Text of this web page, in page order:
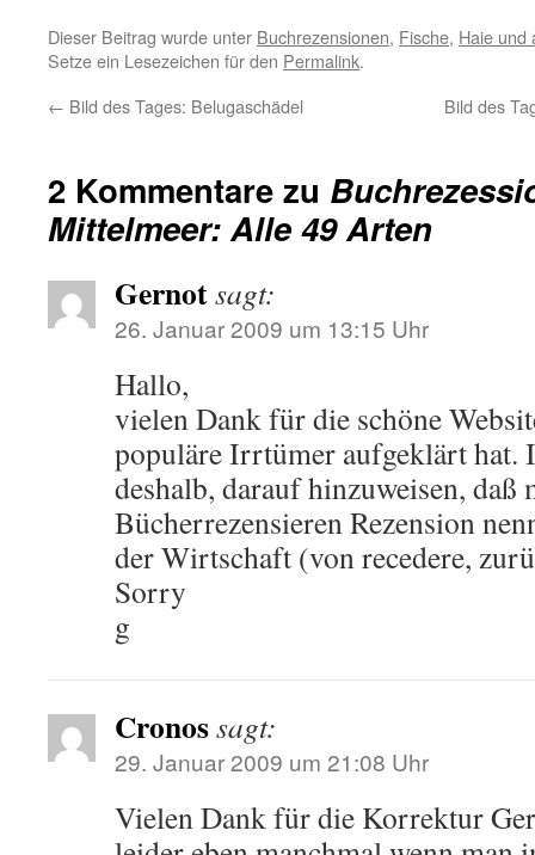
Dieser Beitrag wurde unter Buchrezensionen, Fische, Haie und
Setze ein Lesezeichen für den Permalink.
← Bild des Tages: Belugaschädel Bild des
2 Kommentare zu
Mittelmeer: Alle 49 Arten
Gernotsagt:
26. Januar 2009 um 13:15 Uhr
Hallo,
vielen Dank für die schöne
populäre Irrtümer aufgeklärt hat.
deshalb, darauf hinzuweisen, daß
Bücherrezensieren Rezension
der Wirtschaft (von recedere,
Sorry
g
Cronossagt:
29. Januar 2009 um 21:08 Uhr
Vielen Dank für die Korrektur